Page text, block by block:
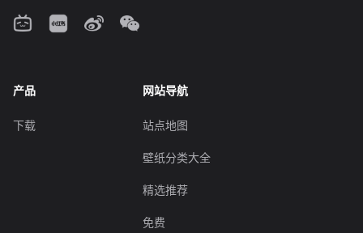
产品
下载
网站导航
站点地图
壁纸分类大全
精选推荐
免费